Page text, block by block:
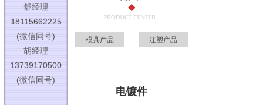
模具产品 注塑产品
电镀件
舒经理
18115662225
(微信同号)
胡经理
13739170500
(微信同号)